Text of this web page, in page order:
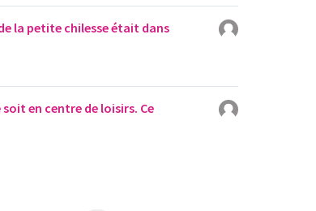
la petite chilesse était dans
en centre de loisirs. Ce